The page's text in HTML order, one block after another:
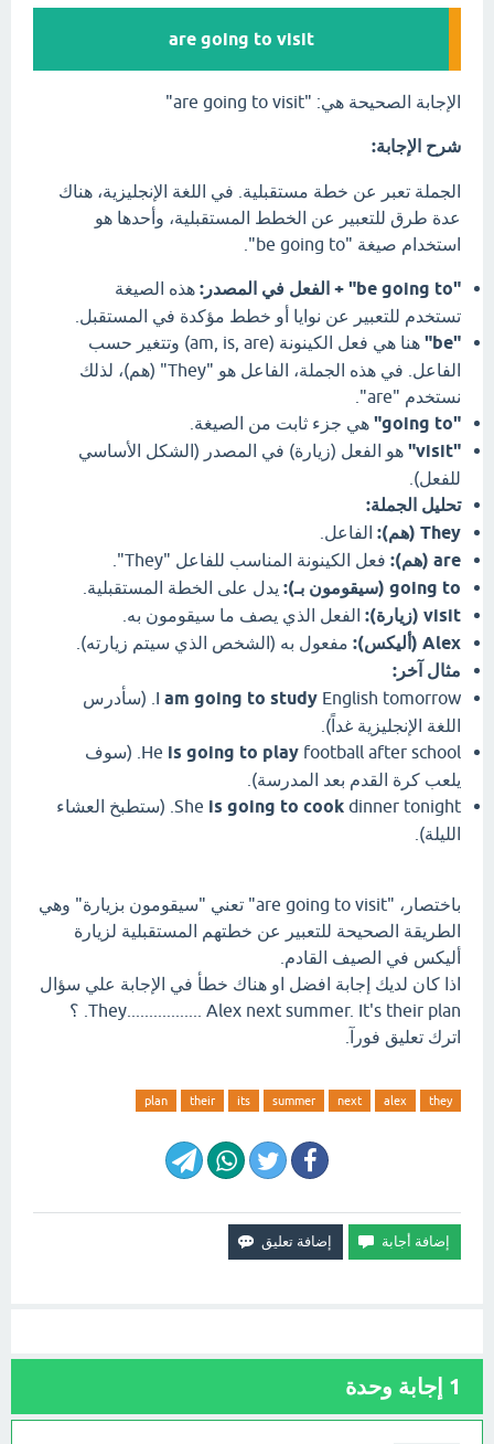
are going to visit
الإجابة الصحيحة هي: "are going to visit"
شرح الإجابة:
الجملة تعبر عن خطة مستقبلية. في اللغة الإنجليزية، هناك
عدة طرق للتعبير عن الخطط المستقبلية، وأحدها هو
استخدام صيغة "be going to".
"be going to" + الفعل في المصدر:
هذه الصيغة
تستخدم للتعبير عن نوايا أو خطط مؤكدة في المستقبل.
"be"
هنا هي فعل الكينونة (am, is, are) وتتغير حسب
الفاعل. في هذه الجملة، الفاعل هو "They" (هم)، لذلك
نستخدم "are".
"going to" هي جزء ثابت من الصيغة.
"visit"
هو الفعل (زيارة) في المصدر (الشكل الأساسي
للفعل).
تحليل الجملة:
They (هم):
الفاعل.
are (هم): فعل الكينونة المناسب للفاعل "They".
going to (سيقومون بـ): يدل على الخطة المستقبلية.
visit (زيارة): الفعل الذي يصف ما سيقومون به.
Alex (أليكس): مفعول به (الشخص الذي سيتم زيارته).
مثال آخر:
I am going to study
English tomorrow. (سأدرس
اللغة الإنجليزية غداً).
He is going to play
football after school. (سوف
يلعب كرة القدم بعد المدرسة).
She is going to cook
dinner tonight. (ستطبخ العشاء
الليلة).
باختصار، "are going to visit" تعني "سيقومون بزيارة" وهي
الطريقة الصحيحة للتعبير عن خطتهم المستقبلية لزيارة
أليكس في الصيف القادم.
اذا كان لديك إجابة افضل او هناك خطأ في الإجابة علي سؤال
They................. Alex next summer. It's their plan. ؟
اترك تعليق فورآ.
they
alex
next
summer
its
their
plan
1 إجابة وحدة